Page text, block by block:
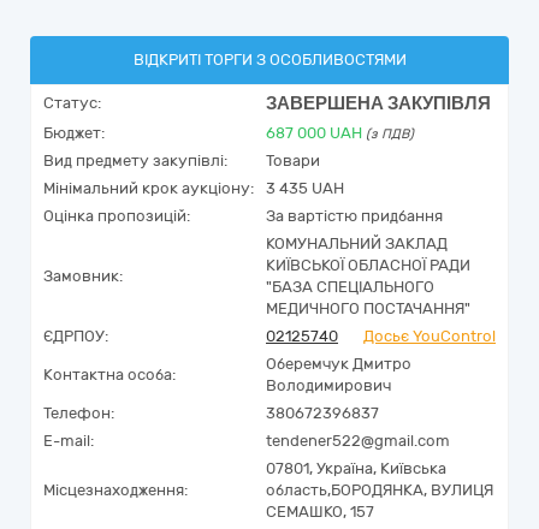
ВІДКРИТІ ТОРГИ З ОСОБЛИВОСТЯМИ
Статус: ЗАВЕРШЕНА ЗАКУПІВЛЯ
Бюджет: 687 000 UAH (з ПДВ)
Вид предмету закупівлі:
Товари
Мінімальний крок аукціону:
3 435 UAH
Оцінка пропозицій:
За вартістю придбання
Замовник:
КОМУНАЛЬНИЙ ЗАКЛАД
КИЇВСЬКОЇ ОБЛАСНОЇ РАДИ
"БАЗА СПЕЦІАЛЬНОГО
МЕДИЧНОГО ПОСТАЧАННЯ"
ЄДРПОУ:
02125740 Досьє YouControl
Контактна особа:
Оберемчук Дмитро
Володимирович
Телефон:
380672396837
E-mail:
tendener522@gmail.com
Місцезнаходження:
07801, Україна, Київська
область,БОРОДЯНКА, ВУЛИЦЯ
СЕМАШКО, 157